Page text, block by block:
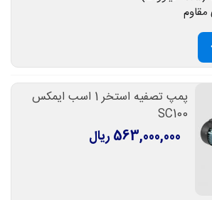
مقاوم
پمپ تصفیه استخر 1 اسب ایمکس
SC100
563,000,000 ریال